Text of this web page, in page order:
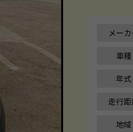
メー
車種
年式
走行
地域